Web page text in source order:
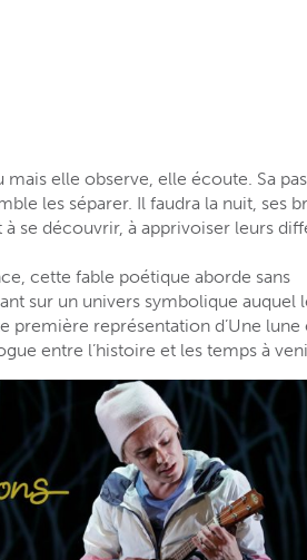
elle observe, elle écoute. Sa
les séparer. Il faudra la nuit, ses
se découvrir, à apprivoiser leurs
cette fable poétique aborde sans
sur un univers symbolique auquel
première représentation d’Une lune
entre l’histoire et les temps à